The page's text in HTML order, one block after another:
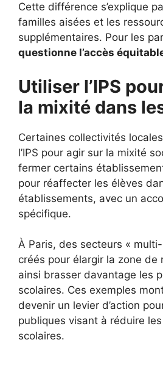
Cette différence s’explique
familles aisées et les
supplémentaires. Pour les
questionne l’accès
Utiliser l’IPS
la mixité dans
Certaines collectivités
l’IPS pour agir sur la mixité
fermer certains
pour réaffecter les élèves
établissements, avec un
spécifique.
À Paris, des secteurs «
créés pour élargir la zone de
ainsi brasser davantage les
scolaires. Ces exemples
devenir un levier d’action
publiques visant à réduire
scolaires.